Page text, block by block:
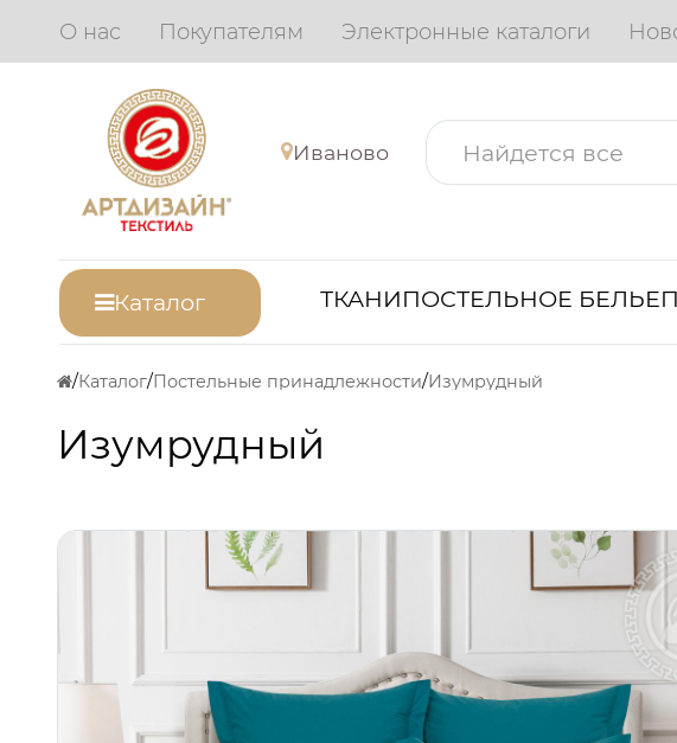
О нас Покупателям Электронные каталоги
Иваново
Каталог ТКАНИПОСТЕЛЬНОЕ БЕЛЬЕ
Каталог Постельные принадлежности Изумрудный
Изумрудный